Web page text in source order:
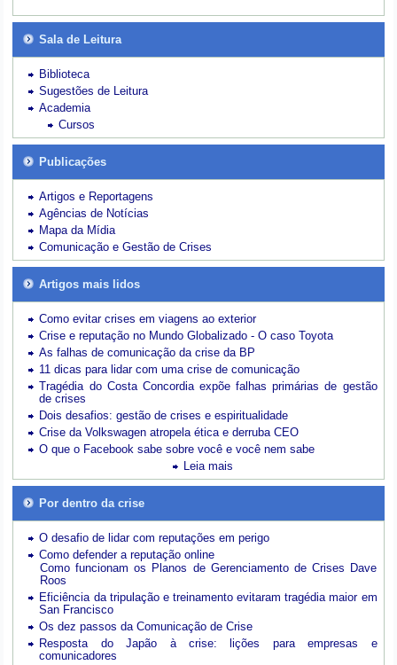
Sala de Leitura
Biblioteca
Sugestões de Leitura
Academia
Cursos
Publicações
Artigos e Reportagens
Agências de Notícias
Mapa da Mídia
Comunicação e Gestão de Crises
Artigos mais lidos
Como evitar crises em viagens ao exterior
Crise e reputação no Mundo Globalizado - O caso Toyota
As falhas de comunicação da crise da BP
11 dicas para lidar com uma crise de comunicação
Tragédia do Costa Concordia expõe falhas primárias de gestão
de crises
Dois desafios: gestão de crises e espiritualidade
Crise da Volkswagen atropela ética e derruba CEO
O que o Facebook sabe sobre você e você nem sabe
Leia mais
Por dentro da crise
O desafio de lidar com reputações em perigo
Como defender a reputação online
Como funcionam os Planos de Gerenciamento de Crises Dave
Roos
Eficiência da tripulação e treinamento evitaram tragédia maior em
San Francisco
Os dez passos da Comunicação de Crise
Resposta do Japão à crise: lições para empresas e
comunicadores